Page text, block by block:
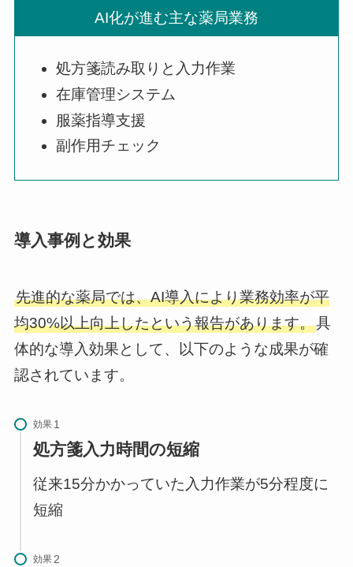
AI化が進む主な薬局業務
処方箋読み取りと入力作業
在庫管理システム
服薬指導支援
副作用チェック
導入事例と効果
先進的な薬局では、AI導入により業務効率が平
均30%以上向上したという報告があります。具
体的な導入効果として、以下のような成果が確
認されています。
効果
処方箋入力時間の短縮
従来15分かかっていた入力作業が5分程度に
短縮
効果